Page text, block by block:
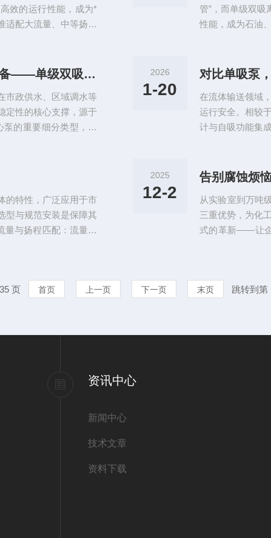
效的运行性能，成为*
适配大流量、中等扬程
级”与“双吸”两大核
管”，而单级双吸
性能，成为石油
进入流道，不仅
让它在相同叶轮
市政供水与区域调水工程中的核心设备——单级双吸离心泵
市政供水、区域调水等
定性的核心支撑，源于
的重要细分类型，单
，是保障设备高效运
2026
1-20
对比单吸泵
在流体输送领域
运行安全。相较
计与自吸功能集
特的双侧吸水结
轮两侧均设吸入
的特性，广泛应用于市
型与规范安装是保障其
量与扬程匹配：流量需
。2.介质特性适配：需
2025
12-2
从实验室到万吨
三重优势，为化
式的革新——让企
蚀性流体的持续
页 首页 上一页 下一页 末页 跳转到第
资讯中心
新闻中心
技术文章
资料下载